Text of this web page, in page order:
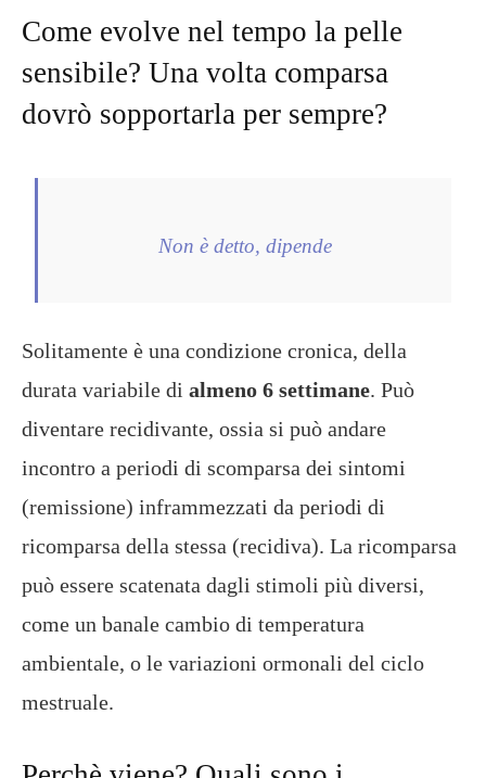
Come evolve nel tempo la pelle
sensibile? Una volta comparsa
dovrò sopportarla per sempre?
Non è detto, dipende
Solitamente è una condizione cronica, della
durata variabile di almeno 6 settimane. Può
diventare recidivante, ossia si può andare
incontro a periodi di scomparsa dei sintomi
(remissione) inframmezzati da periodi di
ricomparsa della stessa (recidiva). La ricomparsa
può essere scatenata dagli stimoli più diversi,
come un banale cambio di temperatura
ambientale, o le variazioni ormonali del ciclo
mestruale.